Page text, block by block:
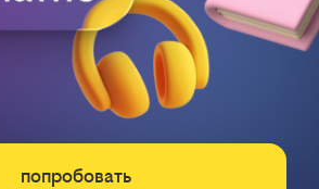
попробовать